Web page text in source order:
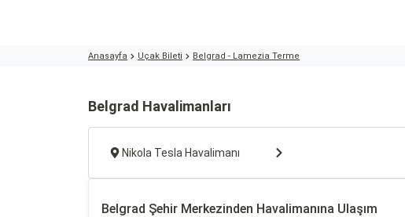
Anasayfa Uçak Bileti Belgrad - Lamezia Terme
Belgrad Havalimanları
Nikola Tesla Havalimanı
Belgrad Şehir Merkezinden Havalimanına Ulaşım